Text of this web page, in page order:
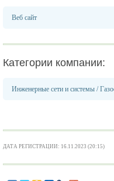
Веб сайт
Категории компании:
Инженерные сети и системы /
ДАТА РЕГИСТРАЦИИ: 16.11.2023 (20:15)